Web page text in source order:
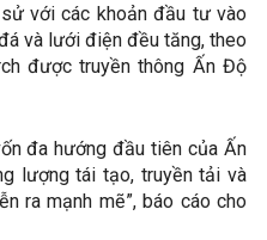
với các khoản đầu tư vào
và lưới điện đều tăng, theo
được truyền thông Ấn Độ
đa hướng đầu tiên của Ấn
lượng tái tạo, truyền tải và
ra mạnh mẽ”, báo cáo cho